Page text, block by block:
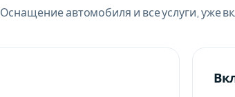
Оснащение автомобиля и все услуги, уже